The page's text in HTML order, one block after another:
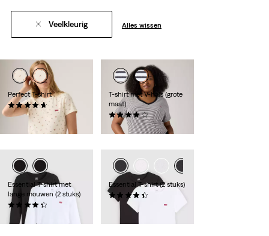
Veelkleurig Alles wissen
Perfect T-shirt
(59)
€ 34,95
T-shirt met V-hals (grote
maat)
(128)
€ 24,95
Essential T-shirt met
lange mouwen (2 stuks)
(33)
€ 49,95
Essential T-shirt (2 stuks)
€ 39,95